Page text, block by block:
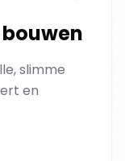
slimme
en